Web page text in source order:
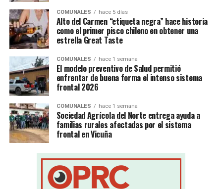
COMUNALES hace 5 días
Alto del Carmen “etiqueta negra” hace historia
como el primer pisco chileno en obtener una
estrella Great Taste
COMUNALES hace 1 semana
El modelo preventivo de Salud permitió
enfrentar de buena forma el intenso sistema
frontal 2026
COMUNALES hace 1 semana
Sociedad Agrícola del Norte entrega ayuda a
familias rurales afectadas por el sistema
frontal en Vicuña